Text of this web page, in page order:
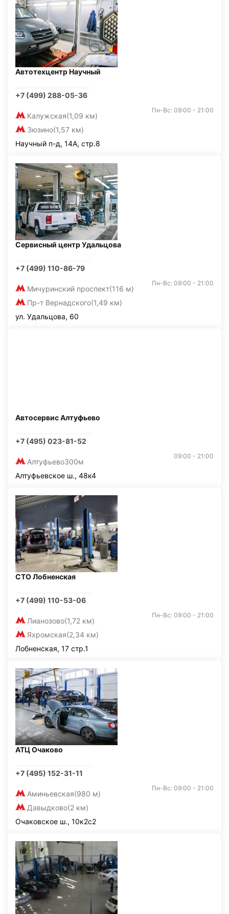
Автотехцентр Научный
+7 (499) 288-05-36
Калужская(1,09 км)
Зюзино(1,57 км)
Пн-Вс: 09:00 - 21:00
Научный п-д, 14А, стр.8
Сервисный центр Удальцова
+7 (499) 110-86-79
Мичуринский проспект(116 м)
Пр-т Вернадского(1,49 км)
Пн-Вс: 09:00 - 21:00
ул. Удальцова, 60
Автосервис Алтуфьево
+7 (495) 023-81-52
Алтуфьево300м
09:00 - 21:00
Алтуфьевское ш., 48к4
СТО Лобненская
+7 (499) 110-53-06
Лианозово(1,72 км)
Яхромская(2,34 км)
Пн-Вс: 09:00 - 21:00
Лобненская, 17 стр.1
АТЦ Очаково
+7 (495) 152-31-11
Аминьевская(980 м)
Давыдково(2 км)
Пн-Вс: 09:00 - 21:00
Очаковское ш., 10к2с2